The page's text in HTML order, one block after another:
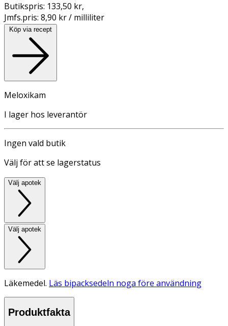
Butikspris: 133,50 kr,
Jmfs.pris: 8,90 kr / milliliter
Köp via recept
Meloxikam
I lager hos leverantör
Ingen vald butik
Välj för att se lagerstatus
Välj apotek
Välj apotek
Läkemedel. Läs bipacksedeln noga före användning
Produktfakta